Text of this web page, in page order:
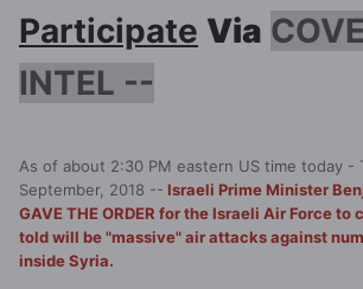
Participate Via
INTEL --
As of about 2:30 PM eastern US time today -
September, 2018 -- Israeli Prime Minister
GAVE THE ORDER for the Israeli Air Force to
told will be "massive" air attacks against
inside Syria.